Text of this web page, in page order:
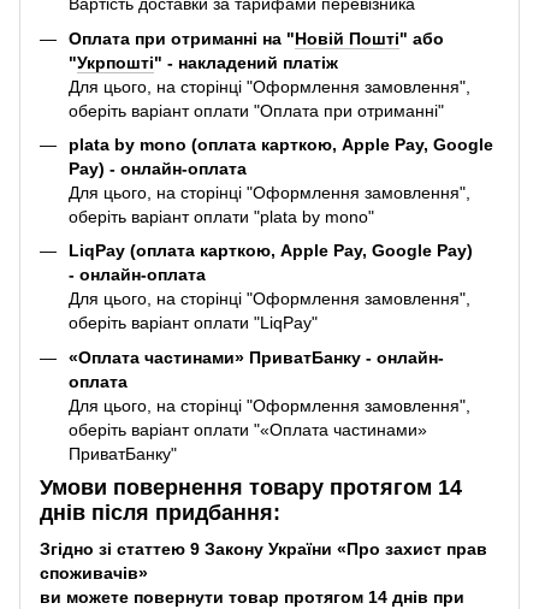
Оплата при отриманні на "Новій Пошті" або
"Укрпошті" - накладений платіж
Для цього, на сторінці "Оформлення замовлення",
оберіть варіант оплати "Оплата при отриманні"
plata by mono (оплата карткою, Apple Pay, Google
Pay) - онлайн-оплата
Для цього, на сторінці "Оформлення замовлення",
оберіть варіант оплати "plata by mono"
LiqPay (оплата карткою, Apple Pay, Google Pay)
- онлайн-оплата
Для цього, на сторінці "Оформлення замовлення",
оберіть варіант оплати "LiqPay"
«Оплата частинами» ПриватБанку - онлайн-
оплата
Для цього, на сторінці "Оформлення замовлення",
оберіть варіант оплати "«Оплата частинами»
ПриватБанку"
Умови повернення товару протягом 14
днів після придбання:
Згідно зі статтею 9 Закону України «Про захист прав
споживачів»
ви можете повернути товар протягом 14 днів при